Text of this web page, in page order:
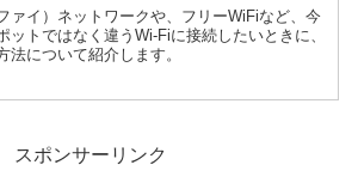
ァイ）ネットワークや、フリーWiFiなど、今
ットではなく違うWi-Fiに接続したいときに、
法について紹介します。
スポンサーリンク